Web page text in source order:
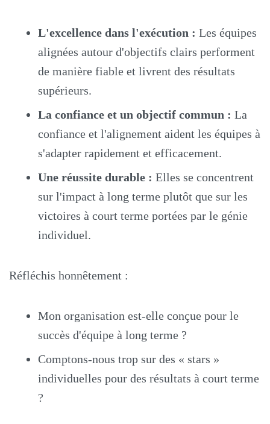
L'excellence dans l'exécution : Les équipes
alignées autour d'objectifs clairs performent
de manière fiable et livrent des résultats
supérieurs.
La confiance et un objectif commun : La
confiance et l'alignement aident les équipes à
s'adapter rapidement et efficacement.
Une réussite durable : Elles se concentrent
sur l'impact à long terme plutôt que sur les
victoires à court terme portées par le génie
individuel.
Réfléchis honnêtement :
Mon organisation est-elle conçue pour le
succès d'équipe à long terme ?
Comptons-nous trop sur des « stars »
individuelles pour des résultats à court terme
?